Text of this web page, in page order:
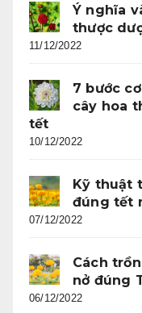
Ý nghĩa
thược
11/12/2022
7 bước
cây hoa
tết
10/12/2022
Kỹ thuật
đúng tết
07/12/2022
Cách
nở đúng
06/12/2022